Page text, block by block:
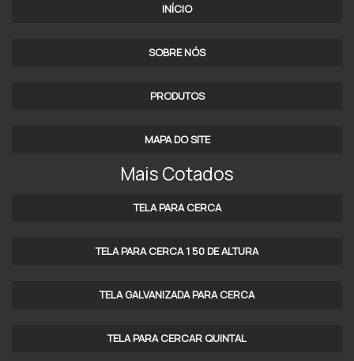
GRADE PISO GALVANIZADA VALOR
PREÇO DA GRADE DE ALUMINIO SOB MEDIDA
INÍCIO
SOBRE NÓS
PRODUTOS
MAPA DO SITE
Mais Cotados
TELA PARA CERCA
TELA PARA CERCA 1 50 DE ALTURA
TELA GALVANIZADA PARA CERCA
TELA PARA CERCAR QUINTAL